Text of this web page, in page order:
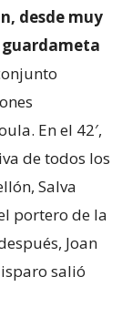
desde muy
guardameta
En el 42′,
de todos los
Salva
portero de la
Joan
salió